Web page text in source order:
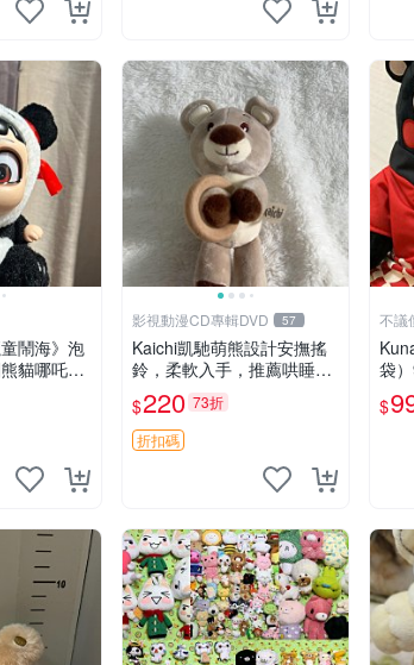
鬧海》泡
貓哪吒搪
：如圖顯
泡泡瑪特
影視動漫CD專輯DVD 57
Kaichi凱馳萌熊設計安撫搖
鈴，柔軟入手，推薦哄睡好
選擇 熊公仔 安撫玩具 喂食
環
$220 73折
折扣碼
不議
袋
$